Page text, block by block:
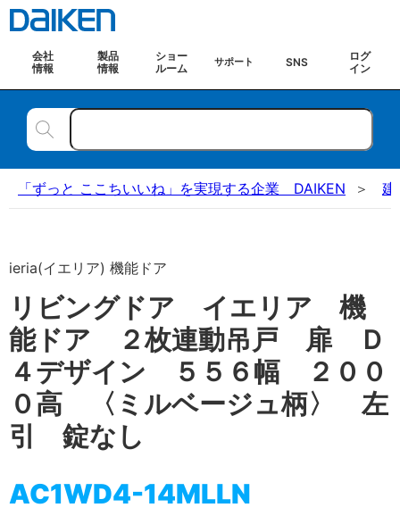
会社
情報
製品
情報
ショー
ルーム
サポート SNS
ログ
イン
「ずっと ここちいいね」を実現する企業 DAIKEN 建
ieria(イエリア) 機能ドア
リビングドア イエリア 機
能ドア ２枚連動吊戸 扉 Ｄ
４デザイン ５５６幅 ２００
０高 〈ミルベージュ柄〉 左
引 錠なし
AC1WD4-14MLLN